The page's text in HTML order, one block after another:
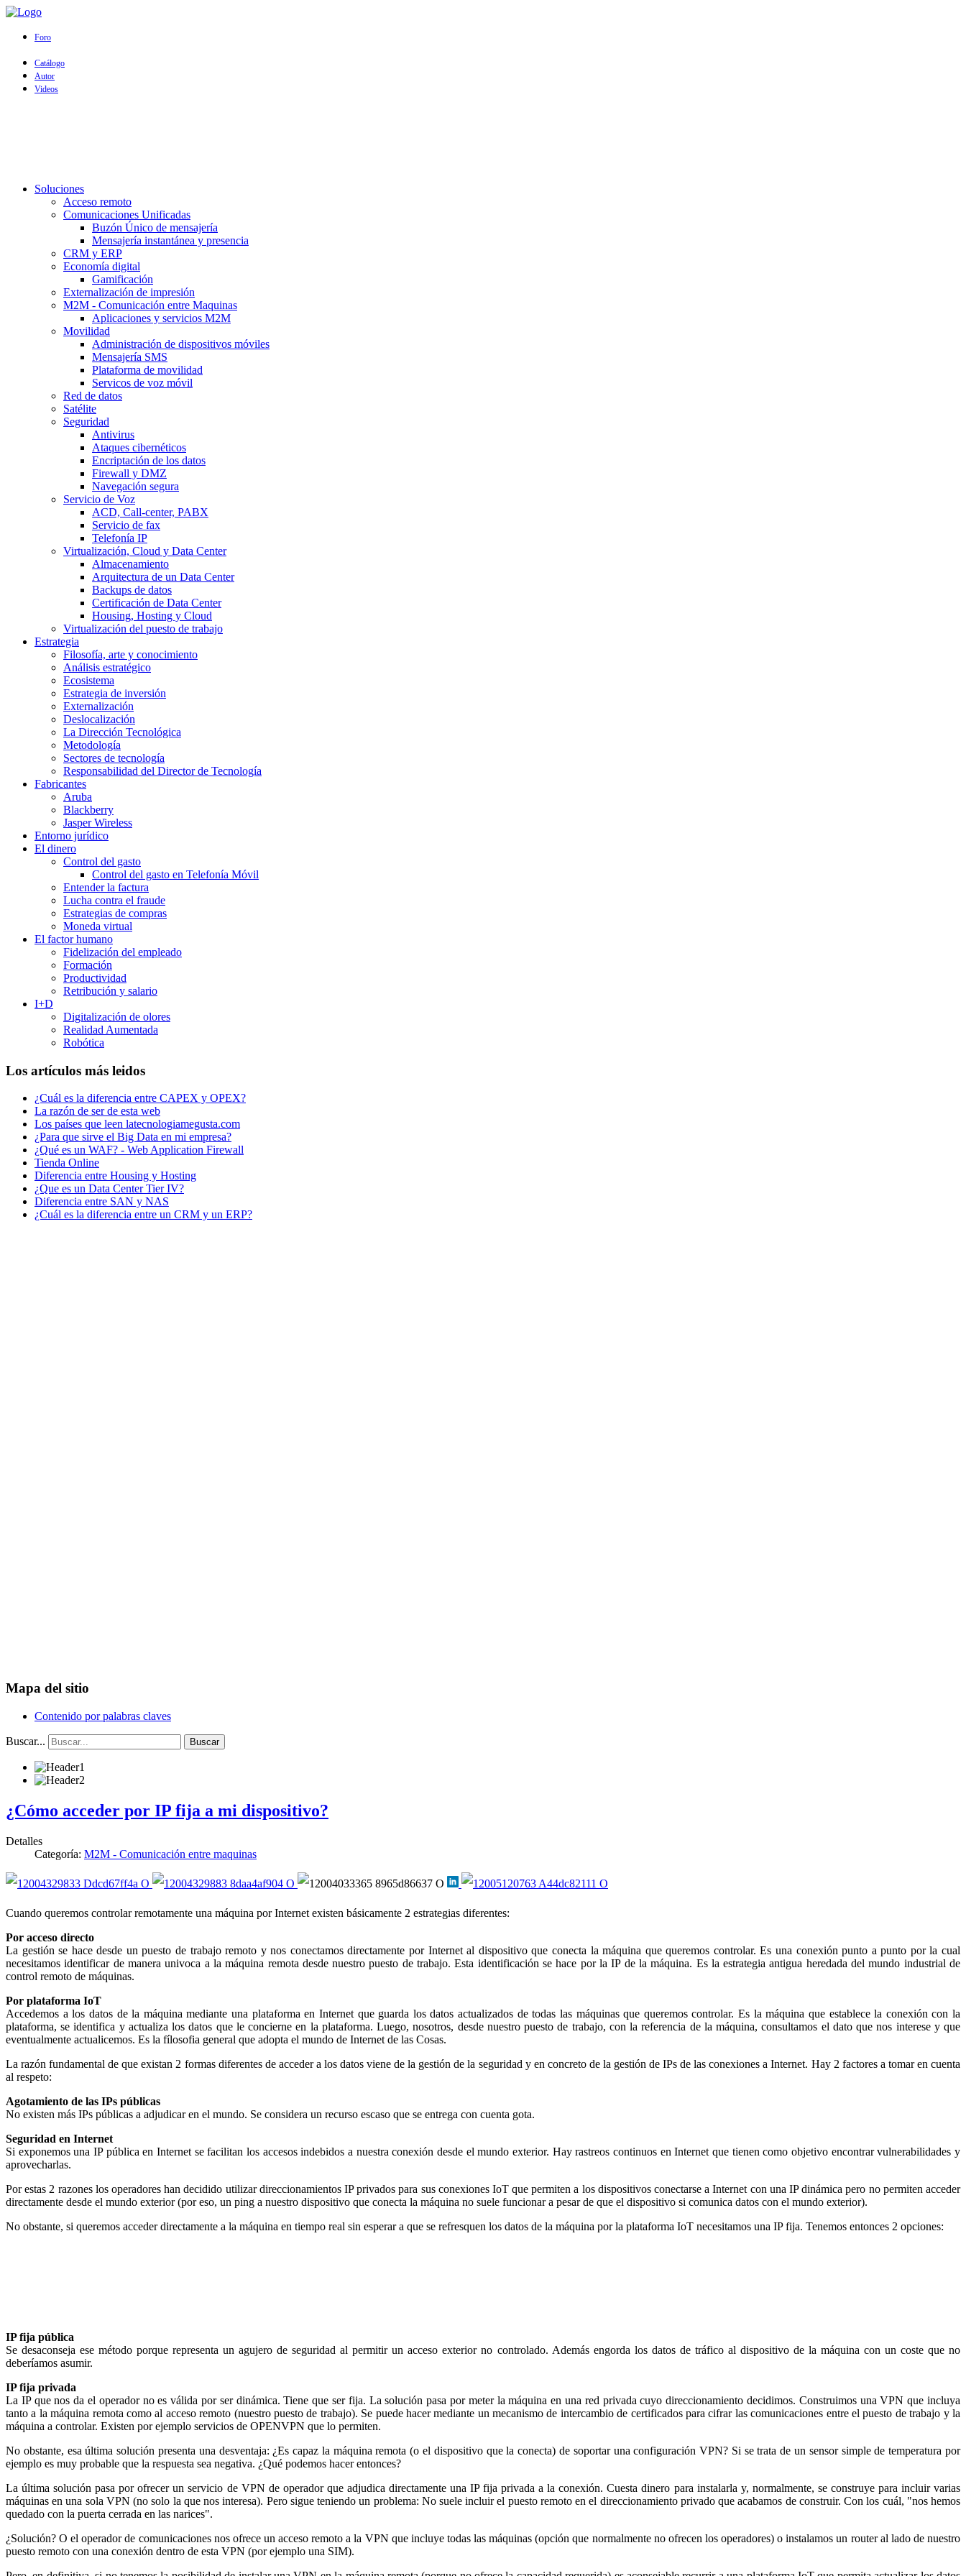
Foro
Catálogo
Autor
Videos
Soluciones
Acceso remoto
Comunicaciones Unificadas
Buzón Único de mensajería
Mensajería instantánea y presencia
CRM y ERP
Economía digital
Gamificación
Externalización de impresión
M2M - Comunicación entre Maquinas
Aplicaciones y servicios M2M
Movilidad
Administración de dispositivos móviles
Mensajería SMS
Plataforma de movilidad
Servicos de voz móvil
Red de datos
Satélite
Seguridad
Antivirus
Ataques cibernéticos
Encriptación de los datos
Firewall y DMZ
Navegación segura
Servicio de Voz
ACD, Call-center, PABX
Servicio de fax
Telefonía IP
Virtualización, Cloud y Data Center
Almacenamiento
Arquitectura de un Data Center
Backups de datos
Certificación de Data Center
Housing, Hosting y Cloud
Virtualización del puesto de trabajo
Estrategia
Filosofía, arte y conocimiento
Análisis estratégico
Ecosistema
Estrategia de inversión
Externalización
Deslocalización
La Dirección Tecnológica
Metodología
Sectores de tecnología
Responsabilidad del Director de Tecnología
Fabricantes
Aruba
Blackberry
Jasper Wireless
Entorno jurídico
El dinero
Control del gasto
Control del gasto en Telefonía Móvil
Entender la factura
Lucha contra el fraude
Estrategias de compras
Moneda virtual
El factor humano
Fidelización del empleado
Formación
Productividad
Retribución y salario
I+D
Digitalización de olores
Realidad Aumentada
Robótica
Los artículos más leidos
¿Cuál es la diferencia entre CAPEX y OPEX?
La razón de ser de esta web
Los países que leen latecnologiamegusta.com
¿Para que sirve el Big Data en mi empresa?
¿Qué es un WAF? - Web Application Firewall
Tienda Online
Diferencia entre Housing y Hosting
¿Que es un Data Center Tier IV?
Diferencia entre SAN y NAS
¿Cuál es la diferencia entre un CRM y un ERP?
Mapa del sitio
Contenido por palabras claves
Buscar... Buscar
¿Cómo acceder por IP fija a mi dispositivo?
Detalles
Categoría: M2M - Comunicación entre maquinas
Cuando queremos controlar remotamente una máquina por Internet existen básicamente 2 estrategias diferentes:
Por acceso directo
La gestión se hace desde un puesto de trabajo remoto y nos conectamos directamente por Internet al dispositivo que conecta la máquina que queremos controlar. Es una conexión punto a punto por la cual
necesitamos identificar de manera univoca a la máquina remota desde nuestro puesto de trabajo. Esta identificación se hace por la IP de la máquina. Es la estrategia antigua heredada del mundo industrial de
control remoto de máquinas.
Por plataforma IoT
Accedemos a los datos de la máquina mediante una plataforma en Internet que guarda los datos actualizados de todas las máquinas que queremos controlar. Es la máquina que establece la conexión con la
plataforma, se identifica y actualiza los datos que le concierne en la plataforma. Luego, nosotros, desde nuestro puesto de trabajo, con la referencia de la máquina, consultamos el dato que nos interese y que
eventualmente actualicemos. Es la fílosofia general que adopta el mundo de Internet de las Cosas.
La razón fundamental de que existan 2 formas diferentes de acceder a los datos viene de la gestión de la seguridad y en concreto de la gestión de IPs de las conexiones a Internet. Hay 2 factores a tomar en cuenta
al respeto:
Agotamiento de las IPs públicas
No existen más IPs públicas a adjudicar en el mundo. Se considera un recurso escaso que se entrega con cuenta gota.
Seguridad en Internet
Si exponemos una IP pública en Internet se facilitan los accesos indebidos a nuestra conexión desde el mundo exterior. Hay rastreos continuos en Internet que tienen como objetivo encontrar vulnerabilidades y
aprovecharlas.
Por estas 2 razones los operadores han decidido utilizar direccionamientos IP privados para sus conexiones IoT que permiten a los dispositivos conectarse a Internet con una IP dinámica pero no permiten acceder
directamente desde el mundo exterior (por eso, un ping a nuestro dispositivo que conecta la máquina no suele funcionar a pesar de que el dispositivo si comunica datos con el mundo exterior).
No obstante, si queremos acceder directamente a la máquina en tiempo real sin esperar a que se refresquen los datos de la máquina por la plataforma IoT necesitamos una IP fija. Tenemos entonces 2 opciones:
IP fija pública
Se desaconseja ese método porque representa un agujero de seguridad al permitir un acceso exterior no controlado. Además engorda los datos de tráfico al dispositivo de la máquina con un coste que no
deberíamos asumir.
IP fija privada
La IP que nos da el operador no es válida por ser dinámica. Tiene que ser fija. La solución pasa por meter la máquina en una red privada cuyo direccionamiento decidimos. Construimos una VPN que incluya
tanto a la máquina remota como al acceso remoto (nuestro puesto de trabajo). Se puede hacer mediante un mecanismo de intercambio de certificados para cifrar las comunicaciones entre el puesto de trabajo y la
máquina a controlar. Existen por ejemplo servicios de OPENVPN que lo permiten.
No obstante, esa última solución presenta una desventaja: ¿Es capaz la máquina remota (o el dispositivo que la conecta) de soportar una configuración VPN? Si se trata de un sensor simple de temperatura por
ejemplo es muy probable que la respuesta sea negativa. ¿Qué podemos hacer entonces?
La última solución pasa por ofrecer un servicio de VPN de operador que adjudica directamente una IP fija privada a la conexión. Cuesta dinero para instalarla y, normalmente, se construye para incluir varias
máquinas en una sola VPN (no solo la que nos interesa). Pero sigue teniendo un problema: No suele incluir el puesto remoto en el direccionamiento privado que acabamos de construir. Con los cuál, "nos hemos
quedado con la puerta cerrada en las narices".
¿Solución? O el operador de comunicaciones nos ofrece un acceso remoto a la VPN que incluye todas las máquinas (opción que normalmente no ofrecen los operadores) o instalamos un router al lado de nuestro
puesto remoto con una conexión dentro de esta VPN (por ejemplo una SIM).